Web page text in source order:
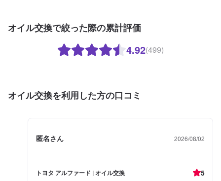
オイル交換で絞った際の累計評価
4.92(499)
オイル交換を利用した方の口コミ
匿名さん 2026/08/02
トヨタ アルファード | オイル交換 5